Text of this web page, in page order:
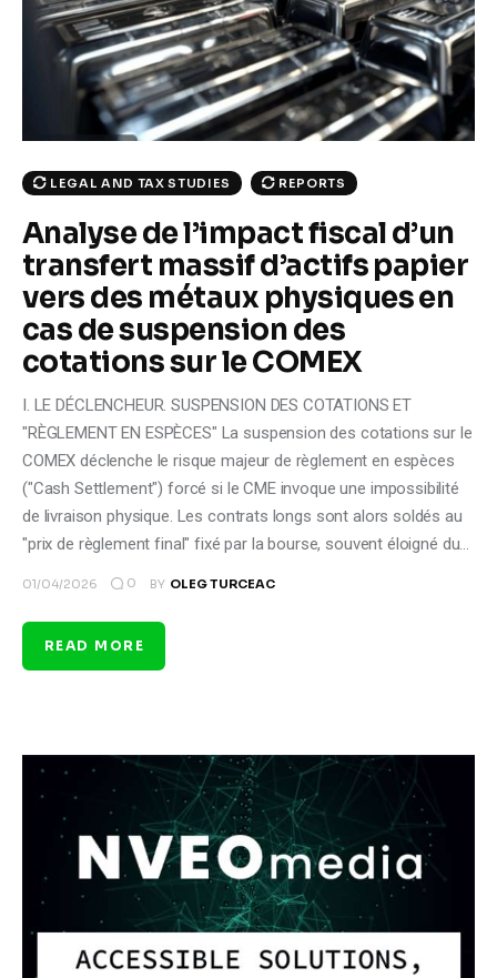
Climate
Markets
Tech
Reports
Shop
LEGAL AND TAX STUDIES REPORTS
Analyse de l’impact fiscal d’un
transfert massif d’actifs papier
vers des métaux physiques en
cas de suspension des
cotations sur le COMEX
I. LE DÉCLENCHEUR. SUSPENSION DES COTATIONS ET
"RÈGLEMENT EN ESPÈCES" La suspension des cotations sur le
COMEX déclenche le risque majeur de règlement en espèces
("Cash Settlement") forcé si le CME invoque une impossibilité
de livraison physique. Les contrats longs sont alors soldés au
"prix de règlement final" fixé par la bourse, souvent éloigné du…
01/04/2026 0 BY OLEG TURCEAC
READ MORE